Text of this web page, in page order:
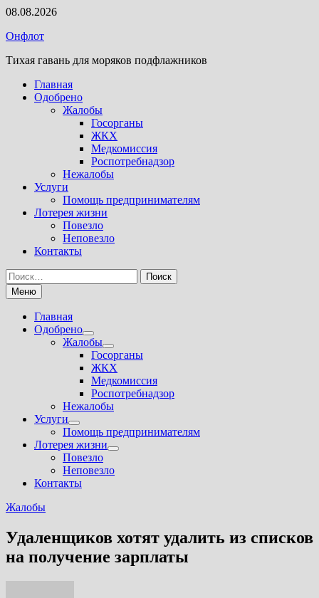
Перейти
содержимому
08.08.2026
Онфлот
Тихая гавань для моряков подфлажников
Главная
Одобрено
Жалобы
Госорганы
ЖКХ
Медкомиссия
Роспотребнадзор
Нежалобы
Услуги
Помощь предпринимателям
Лотерея жизни
Повезло
Неповезло
Контакты
Найти:
Меню
Главная
Одобрено
Показать
подменю
Жалобы
Показать
подменю
Госорганы
ЖКХ
Медкомиссия
Роспотребнадзор
Нежалобы
Услуги
Показать
подменю
Помощь предпринимателям
Лотерея жизни
Показать
Повезло
Неповезло
Контакты
Жалобы
Удаленщиков хотят удалить из списков
на получение зарплаты